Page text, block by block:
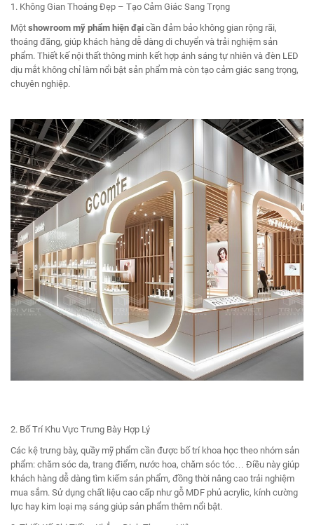
1. Không Gian Thoáng Đẹp – Tạo Cảm Giác Sang Trọng
Một showroom mỹ phẩm hiện đại cần đảm bảo không gian rộng rãi,
thoáng đãng, giúp khách hàng dễ dàng di chuyển và trải nghiệm sản
phẩm. Thiết kế nội thất thông minh kết hợp ánh sáng tự nhiên và đèn LED
dịu mắt không chỉ làm nổi bật sản phẩm mà còn tạo cảm giác sang trọng,
chuyên nghiệp.
2. Bố Trí Khu Vực Trưng Bày Hợp Lý
Các kệ trưng bày, quầy mỹ phẩm cần được bố trí khoa học theo nhóm sản
phẩm: chăm sóc da, trang điểm, nước hoa, chăm sóc tóc… Điều này giúp
khách hàng dễ dàng tìm kiếm sản phẩm, đồng thời nâng cao trải nghiệm
mua sắm. Sử dụng chất liệu cao cấp như gỗ MDF phủ acrylic, kính cường
lực hay kim loại mạ sáng giúp sản phẩm thêm nổi bật.